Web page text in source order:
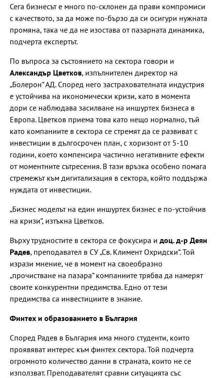
Сега бизнесът е много по-склонен да прави компромиси
с качеството, за да може по-бързо да си осигури нужната
промяна, така че да не изостава от пазарната динамика,
подчерта експертът.
По въпроса за състоянието на сектора говори и
Александър Цветков, изпълнителен директор на
„Болерон“ АД. Според него застрахователната индустрия
е устойчива на икономически кризи, като в момента
дори се наблюдава засилване на иншуртех бизнеса в
Европа. Цветков приема това като нещо нормално, тъй
като компаниите в сектора се стремят да се развиват с
инвестиции в дългосрочен план, с хоризонт от 5-10
години, което компенсира частично негативните ефекти
от моментните сътресения. В тази връзка особено помага
стремежът към дигитализация в сектора, който поддържа
нуждата от инвестиции.
„Бизнес моделът на един иншуртех бизнес е по-устойчив
на кризи“, изтъкна Цветков.
Върху трудностите в сектора се фокусира и доц. д-р Деян
Радев, преподавател в СУ „Св. Климент Охридски“. Той
изрази мнение, че в момент на своеобразно
„прочистване на пазара“ компаниите трябва да намерят
своите конкурентни предимства. Едно от тези
предимства са инвестициите в знание.
Финтех и образованието в България
Според Радев в България има много студенти, които
проявяват интерес към финтех сектора. Той подчерта
огромното количество данни в страната, които не се
използват. Преподавателят сравни ситуацията със